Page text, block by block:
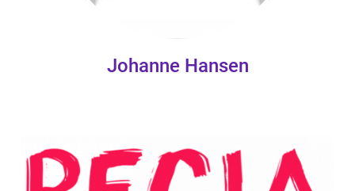
Johanne Hansen